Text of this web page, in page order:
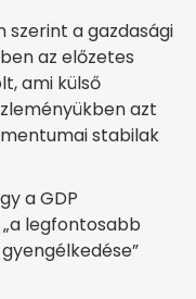
szerint a gazdasági
az előzetes
ami külső
azt
stabilak
a GDP
legfontosabb